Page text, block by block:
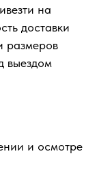
на
доставки
размеров
выездом
и осмотре